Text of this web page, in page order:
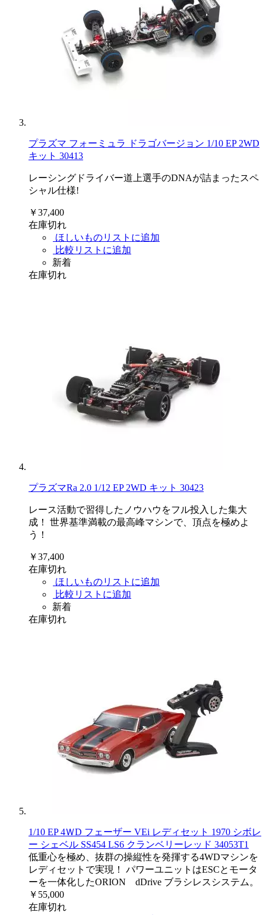
プラズマ フォーミュラ ドラゴバージョン 1/10 EP 2WD
キット 30413
レーシングドライバー道上選手のDNAが詰まったスペ
シャル仕様!
￥37,400
在庫切れ
ほしいものリストに追加
比較リストに追加
新着
在庫切れ
プラズマRa 2.0 1/12 EP 2WD キット 30423
レース活動で習得したノウハウをフル投入した集大
成！ 世界基準満載の最高峰マシンで、頂点を極めよ
う！
￥37,400
在庫切れ
ほしいものリストに追加
比較リストに追加
新着
在庫切れ
1/10 EP 4ＷD フェーザー VEi レディセット 1970 シボレ
ー シェベル SS454 LS6 クランベリーレッド 34053T1
低重心を極め、抜群の操縦性を発揮する4WDマシンを
レディセットで実現！ パワーユニットはESCとモータ
ーを一体化したORION dDrive ブラシレスシステム。
￥55,000
在庫切れ